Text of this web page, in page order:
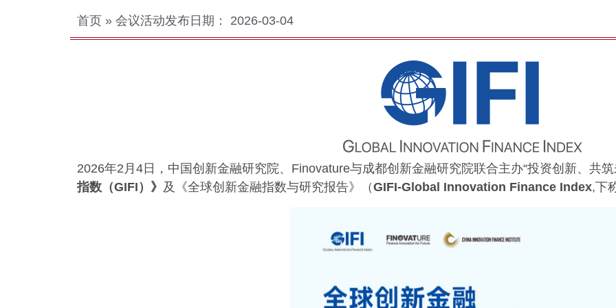
首页 » 会议活动发布日期： 2026-03-04
2026年2月4日，中国创新金融研究院、Finovature与成都创新金融研究院联合主办“投资创新、共
指数 （GIFI） 》 及《全球创新金融指数与研究报告》（GIFI-Global Innovation Finance Index,下